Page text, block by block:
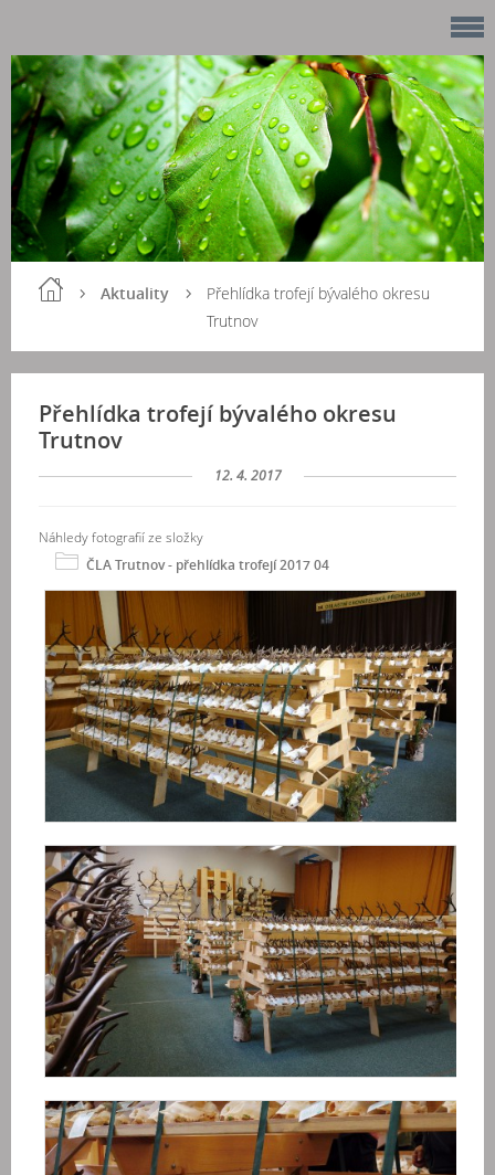
Aktuality
Přehlídka trofejí bývalého okresu
Trutnov
Přehlídka trofejí bývalého okresu
Trutnov
12. 4. 2017
Náhledy fotografií ze složky
ČLA Trutnov - přehlídka trofejí 2017 04